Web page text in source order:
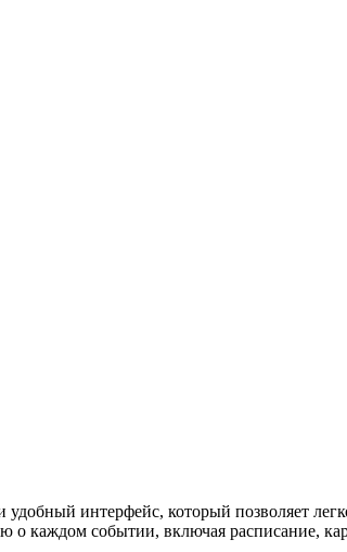
интерфейс, который позволяет
каждом событии, включая расписание,